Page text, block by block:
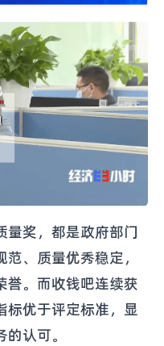
量奖，都是政府部门
、质量优秀稳定，
誉。而收钱吧连续获
标优于评定标准，显
认可。